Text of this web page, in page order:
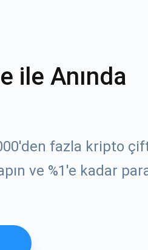
ile Anında
fazla kripto
ve %1'e kadar